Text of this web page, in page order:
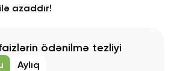
azaddır!
ödənilmə tezliyi
Aylıq